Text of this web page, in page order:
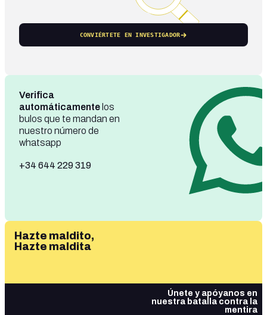
CONVIÉRTETE EN INVESTIGADOR
Verifica
automáticamente los
bulos que te mandan en
nuestro número de
whatsapp
+34 644 229 319
Hazte maldito,
Hazte maldita
Únete y apóyanos en
nuestra batalla contra la
mentira